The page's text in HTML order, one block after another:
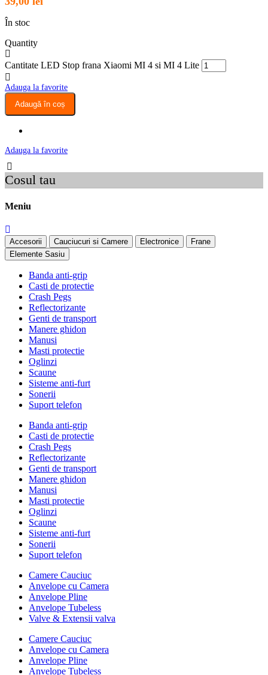
În stoc
Quantity
Cantitate LED Stop frana Xiaomi MI 4 si MI 4 Lite
Adauga la favorite
Adaugă în coș
Adauga la favorite
Cosul tau
Meniu
Accesorii Cauciucuri si Camere Electronice
Frane
Elemente Sasiu
Banda anti-grip
Casti de protectie
Crash Pegs
Reflectorizante
Genti de transport
Manere ghidon
Manusi
Masti protectie
Oglinzi
Scaune
Sisteme anti-furt
Sonerii
Suport telefon
Banda anti-grip
Casti de protectie
Crash Pegs
Reflectorizante
Genti de transport
Manere ghidon
Manusi
Masti protectie
Oglinzi
Scaune
Sisteme anti-furt
Sonerii
Suport telefon
Camere Cauciuc
Anvelope cu Camera
Anvelope Pline
Anvelope Tubeless
Valve & Extensii valva
Camere Cauciuc
Anvelope cu Camera
Anvelope Pline
Anvelope Tubeless